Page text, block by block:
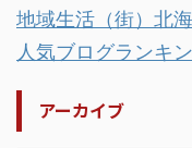
地域生活（街）北
人気ブログランキ
アーカイブ